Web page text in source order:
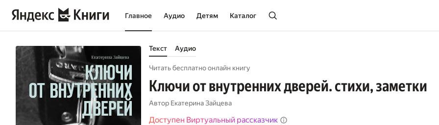
Главное Аудио Детям Каталог
Текст Аудио
Читать бесплатно онлайн книгу
Ключи от внутренних дверей. стихи, заметки
Автор Екатерина Зайцева
Доступен Виртуальный рассказчик